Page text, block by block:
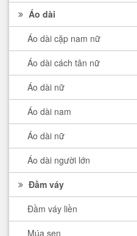
Áo dài
Áo dài cặp nam nữ
Áo dài cách tân nữ
Áo dài nữ
Áo dài nam
Áo dài nữ
Áo dài người lớn
Đầm váy
Đầm váy liền
Múa sen